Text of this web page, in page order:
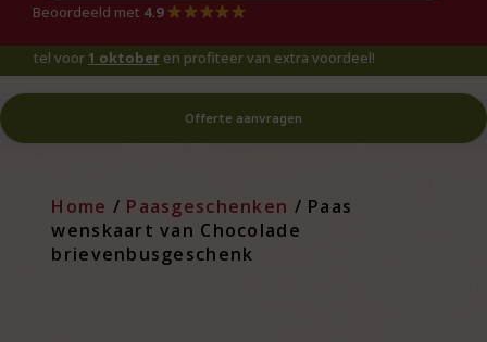
Beoordeeld met 4.9
voor1 oktoberen profiteer van extra voordeel!
Offerte aanvragen
Home / Paasgeschenken / Paas
wenskaart van Chocolade
brievenbusgeschenk